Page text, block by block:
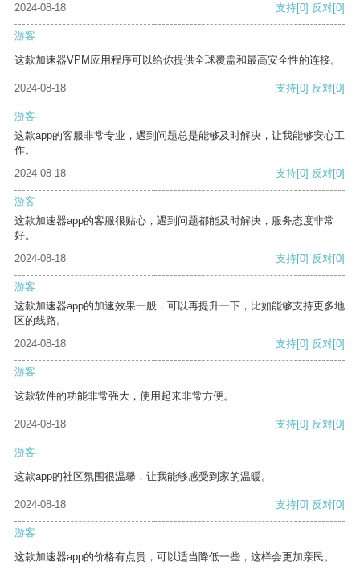
2024-08-18 支持[0] 反对[0]
游客
这款加速器VPM应用程序可以给你提供全球覆盖和最高安全性的连接。
2024-08-18 支持[0] 反对[0]
游客
这款app的客服非常专业，遇到问题总是能够及时解决，让我能够安心工
作。
2024-08-18
支持[0] 反对[0]
游客
这款加速器app的客服很贴心，遇到问题都能及时解决，服务态度非常
好。
2024-08-18
支持[0] 反对[0]
游客
这款加速器app的加速效果一般，可以再提升一下，比如能够支持更多地
区的线路。
2024-08-18
支持[0] 反对[0]
游客
这款软件的功能非常强大，使用起来非常方便。
2024-08-18 支持[0] 反对[0]
游客
这款app的社区氛围很温馨，让我能够感受到家的温暖。
2024-08-18 支持[0] 反对[0]
游客
这款加速器app的价格有点贵，可以适当降低一些，这样会更加亲民。